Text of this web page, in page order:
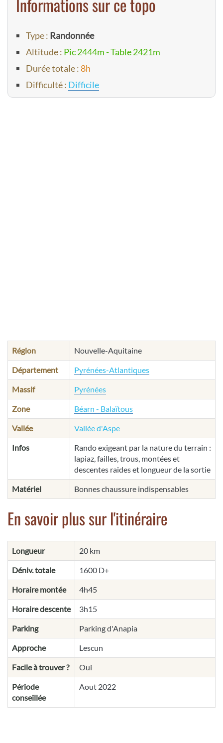
Type : Randonnée
Altitude : Pic 2444m - Table 2421m
Durée totale :8h
Difficulté : Difficile
Région Nouvelle-Aquitaine
Département Pyrénées-Atlantiques
Massif Pyrénées
Zone Béarn - Balaïtous
Vallée Vallée d'Aspe
Infos
Rando exigeant par la nature du terrain :
lapiaz, failles, trous, montées et
descentes raides et longueur de la sortie
Matériel Bonnes chaussure indispensables
En savoir plus sur l'itinéraire
Longueur 20 km
Déniv. totale 1600 D+
Horaire montée 4h45
Horaire descente 3h15
Parking Parking d'Anapia
Approche Lescun
Facile à trouver ? Oui
Période
conseillée
Aout 2022